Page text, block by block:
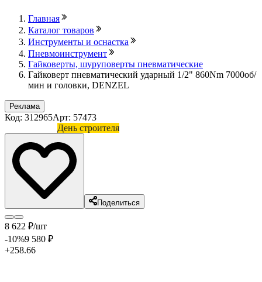
Главная
Каталог товаров
Инструменты и оснастка
Пневмоинструмент
Гайковерты, шуруповерты пневматические
Гайковерт пневматический ударный 1/2" 860Nm 7000об/
мин и головки, DENZEL
Реклама
Код: 312965Арт: 57473
День строителя
Поделиться
8 622 ₽/шт
-10%9 580 ₽
+258.66